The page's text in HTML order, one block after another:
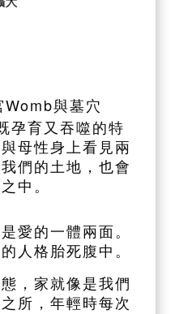
Womb與墓穴
孕育又吞噬的特
母性身上看見兩
們的土地，也會
中。
愛的一體兩面。
人格胎死腹中。
，家就像是我們
所，年輕時每次